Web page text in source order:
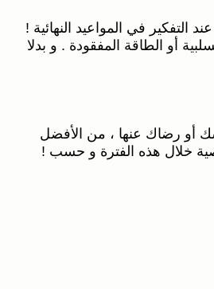
في المواعيد النهائية !
أو الطاقة المفقودة . و بدلا
أو رضاك عنها ، من الأفضل
خلال هذه الفترة و حسب !